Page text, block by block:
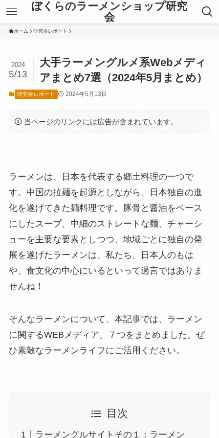
ぼくらのラーメンショップ研究
会
ホーム 研究会レポート
大手ラーメングルメ系Webメディ
アまとめ7選（2024年5月まとめ）
2024
5/13
研究会レポート 2024年5月13日
当ページのリンクには広告が含まれています。
ラーメンは、日本を代表する郷土料理の一つで
す。中国の拉麺を起源としながら、日本独自の進
化を遂げてきた麺料理です。豚骨と醤油をベース
にしたスープ、中細のストレートな麺、チャーシ
ューを主要な要素としつつ、地域ごとに独自の発
展を遂げたラーメンは、私たち、日本人のもは
や、食文化の中心にいるといって過言ではありま
せんね！
そんなラーメンについて、本記事では、ラーメン
に関するWEBメディア、７つをまとめました。ぜ
ひ素敵なラーメンライフにご活用ください。
目次
ラーメングルサイトその１：ラーメン